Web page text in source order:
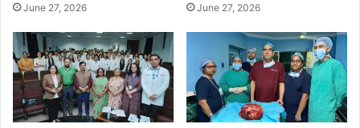
June 27, 2026 June 27, 2026